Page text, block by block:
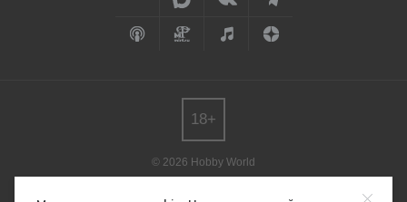
© 2026 Hobby World
18+